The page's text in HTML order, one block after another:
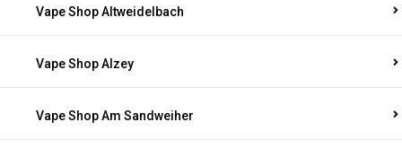
Vape Shop Altweidelbach
Vape Shop Alzey
Vape Shop Am Sandweiher